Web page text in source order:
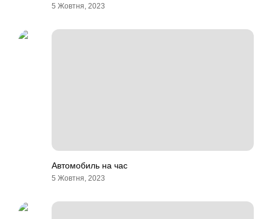
5 Жовтня, 2023
Автомобиль на час
5 Жовтня, 2023